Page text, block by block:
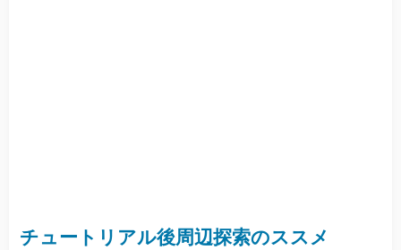
チュートリアル後周辺探索のススメ